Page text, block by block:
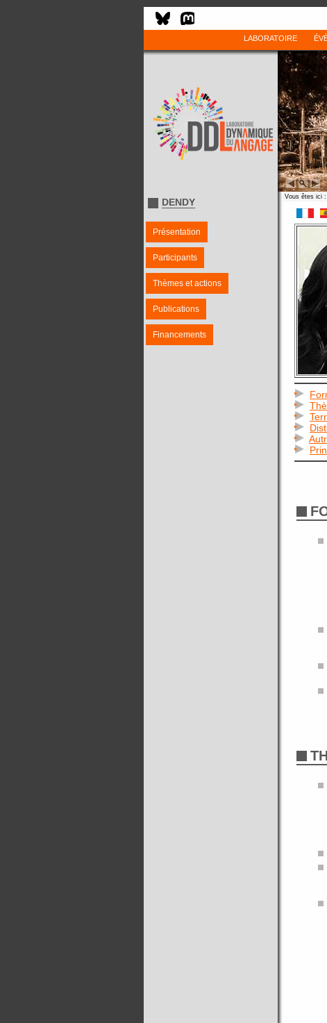
LABORATOIRE
DENDY
Présentation
Participants
Thèmes et actions
Publications
Financements
Vous êtes ici :